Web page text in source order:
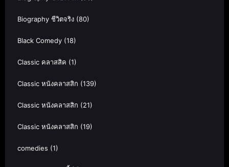
Biography ชีวิตจริง (80)
Black Comedy (18)
Classic คลาสสิค (1)
Classic หนังคลาสสิก (139)
Classic หนังคลาสสิก (21)
Classic หนังคลาสสิก (19)
comedies (1)